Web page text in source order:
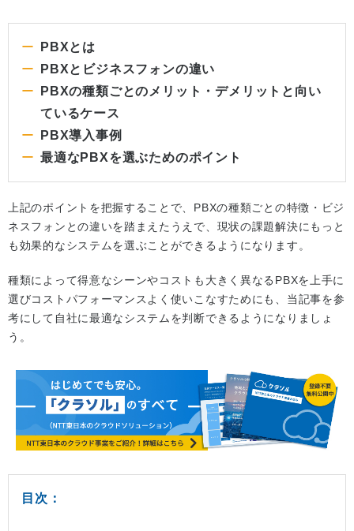
PBXとは
PBXとビジネスフォンの違い
PBXの種類ごとのメリット・デメリットと向い
ているケース
PBX導入事例
最適なPBXを選ぶためのポイント
上記のポイントを把握することで、PBXの種類ごとの特徴・ビジ
ネスフォンとの違いを踏まえたうえで、現状の課題解決にもっと
も効果的なシステムを選ぶことができるようになります。
種類によって得意なシーンやコストも大きく異なるPBXを上手に
選びコストパフォーマンスよく使いこなすためにも、当記事を参
考にして自社に最適なシステムを判断できるようになりましょ
う。
目次：